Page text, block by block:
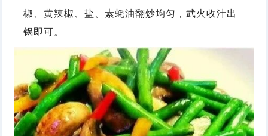
椒、黄辣椒、盐、素蚝油翻炒均匀，武火收汁出
锅即可。